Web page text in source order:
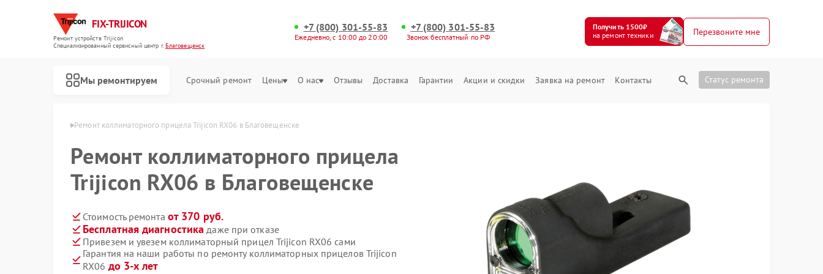
FIX-TRIJICON
Ремонт устройств Trijicon
Специализированный cервисный центр г.Благовещенск
+7 (800) 301-55-83
Ежедневно, с 10:00 до 20:00
+7 (800) 301-55-83
Звонок бесплатный по РФ
Получить 1500₽
на ремонт техники
Перезвоните мне
Мы ремонтируем Срочный ремонт Цены О нас Отзывы Доставка Гарантии Акции и скидки Заявка на ремонт Контакты Статус ремонта
в Благовещенске Ремонт коллиматорного прицела Trijicon RX06 в Благовещенске
Ремонт коллиматорного прицела
Trijicon RX06 в Благовещенске
Стоимость ремонта от 370 руб.
Бесплатная диагностика даже при отказе
Привезем и увезем коллиматорный прицел Trijicon RX06 сами
Гарантия на наши работы по ремонту коллиматорных прицелов Trijicon
RX06 до 3-х лет